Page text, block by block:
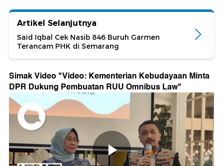
Artikel Selanjutnya
Said Iqbal Cek Nasib 846 Buruh Garmen
Terancam PHK di Semarang
Simak Video "Video: Kementerian Kebudayaan Minta
DPR Dukung Pembuatan RUU Omnibus Law"